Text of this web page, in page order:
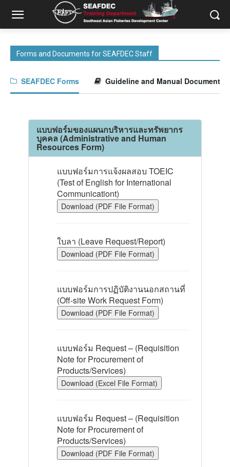
Forms and Documents for SEAFDEC Staff
SEAFDEC Forms Guideline and Manual Documents
แบบฟอร์มของแผนกบริหารและทรัพยากร
บุคคล (Administrative and Human
Resources Form)
แบบฟอร์มการแจ้งผลสอบ TOEIC
(Test of English for International
Communicationt)
Download (PDF File Format)
ใบลา (Leave Request/Report)
Download (PDF File Format)
แบบฟอร์มการปฏิบัติงานนอกสถานที่
(Off-site Work Request Form)
Download (PDF File Format)
แบบฟอร์ม Request – (Requisition
Note for Procurement of
Products/Services)
Download (Excel File Format)
แบบฟอร์ม Request – (Requisition
Note for Procurement of
Products/Services)
Download (PDF File Format)